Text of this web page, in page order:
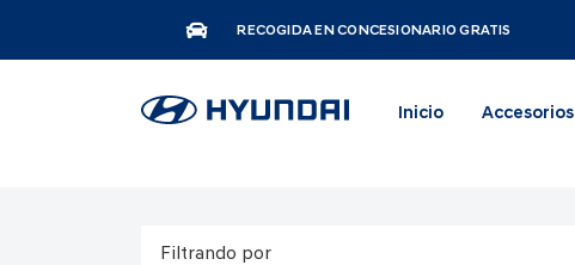
RECOGIDA EN CONCESIONARIO GRATIS
Inicio Accesorios
Filtrando por